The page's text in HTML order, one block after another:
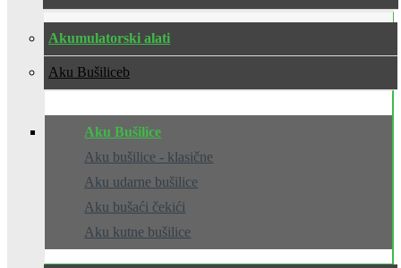
Akumulatorski alati
Aku Bušilice
Aku Bušilice
Aku bušilice - klasične
Aku udarne bušilice
Aku bušaći čekići
Aku kutne bušilice